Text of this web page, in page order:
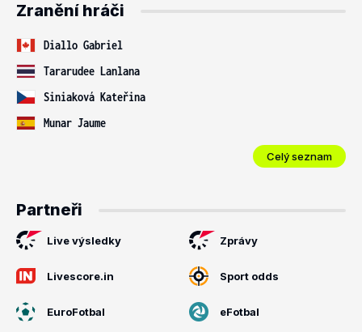
Zranění hráči
Diallo Gabriel
Tararudee Lanlana
Siniaková Kateřina
Munar Jaume
Celý seznam
Partneři
Live výsledky Zprávy
Livescore.in Sport odds
EuroFotbal eFotbal